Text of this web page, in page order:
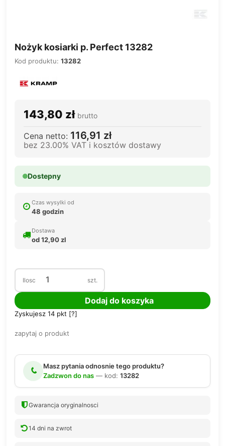
Nożyk kosiarki p. Perfect 13282
Kod produktu: 13282
143,80 zł brutto
Cena netto: 116,91 zł
bez 23.00% VAT i kosztów dostawy
Dostepny
Czas wysylki od
48 godzin
Dostawa
od 12,90 zl
Ilosc szt.
Dodaj do koszyka
Zyskujesz 14 pkt [?]
zapytaj o produkt
Masz pytania odnosnie tego produktu?
Zadzwon do nas — kod: 13282
Gwarancja oryginalnosci
14 dni na zwrot